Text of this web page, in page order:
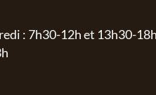
: 7h30-12h et 13h30-18h